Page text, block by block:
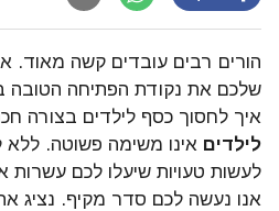
הורים רבים עובדים קשה מאוד.
שלכם את נקודת הפתיחה הטובה
איך לחסוך כסף לילדים בצורה
לילדים אינו משימה פשוטה. ללא
לעשות טעויות שיעלו לכם עשרות
אנו נעשה לכם סדר מקיף. נציג את